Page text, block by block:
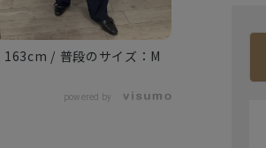
M
163cm
powered by